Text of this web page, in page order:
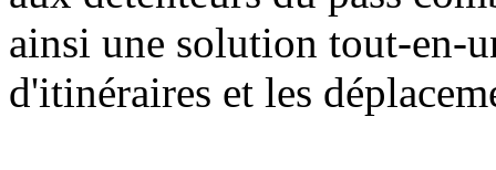
ainsi une solution tout-en-
d'itinéraires et les